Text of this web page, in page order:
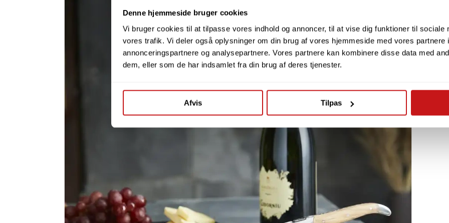
Denne hjemmeside bruger cookies
Vi bruger cookies til at tilpasse vores indhold og annoncer, til at vise dig funktioner til sociale
vores trafik. Vi deler også oplysninger om din brug af vores hjemmeside med vores partnere
annonceringspartnere og analysepartnere. Vores partnere kan kombinere disse data med
dem, eller som de har indsamlet fra din brug af deres tjenester.
Afvis Tilpas